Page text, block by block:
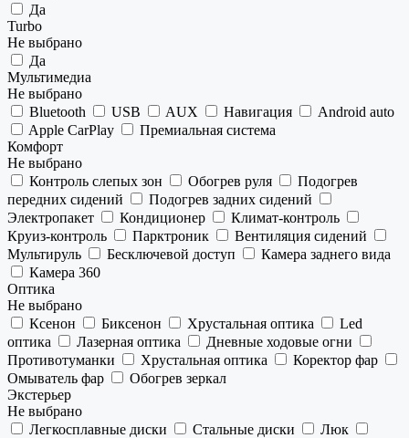
Да
Turbo
Не выбрано
Да
Мультимедиа
Не выбрано
Bluetooth
USB AUX Навигация
Android auto
Apple CarPlay
Премиальная система
Комфорт
Не выбрано
Контроль слепых зон
Обогрев руля
Подогрев
передних сидений
Подогрев задних сидений
Электропакет
Кондиционер
Климат-контроль
Круиз-контроль
Парктроник
Вентиляция сидений
Мультируль
Бесключевой доступ
Камера заднего вида
Камера 360
Оптика
Не выбрано
Ксенон
Биксенон Хрустальная оптика
Led
оптика
Лазерная оптика
Дневные ходовые огни
Противотуманки
Хрустальная оптика
Коректор фар
Омыватель фар
Обогрев зеркал
Экстерьер
Не выбрано
Легкосплавные диски
Стальные диски
Люк